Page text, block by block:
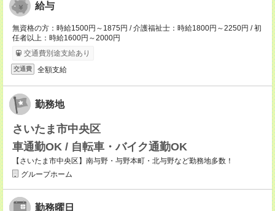
給与
無資格の方：時給1500円～1875円 / 介護福祉士：時給1800円～2250円 / 初
任者以上：時給1600円～2000円
交通費別途支給あり
交通費 全額支給
勤務地
さいたま市中央区
車通勤OK / 自転車・バイク通勤OK
【さいたま市中央区】南与野・与野本町・北与野など勤務地多数！
グループホーム
勤務曜日